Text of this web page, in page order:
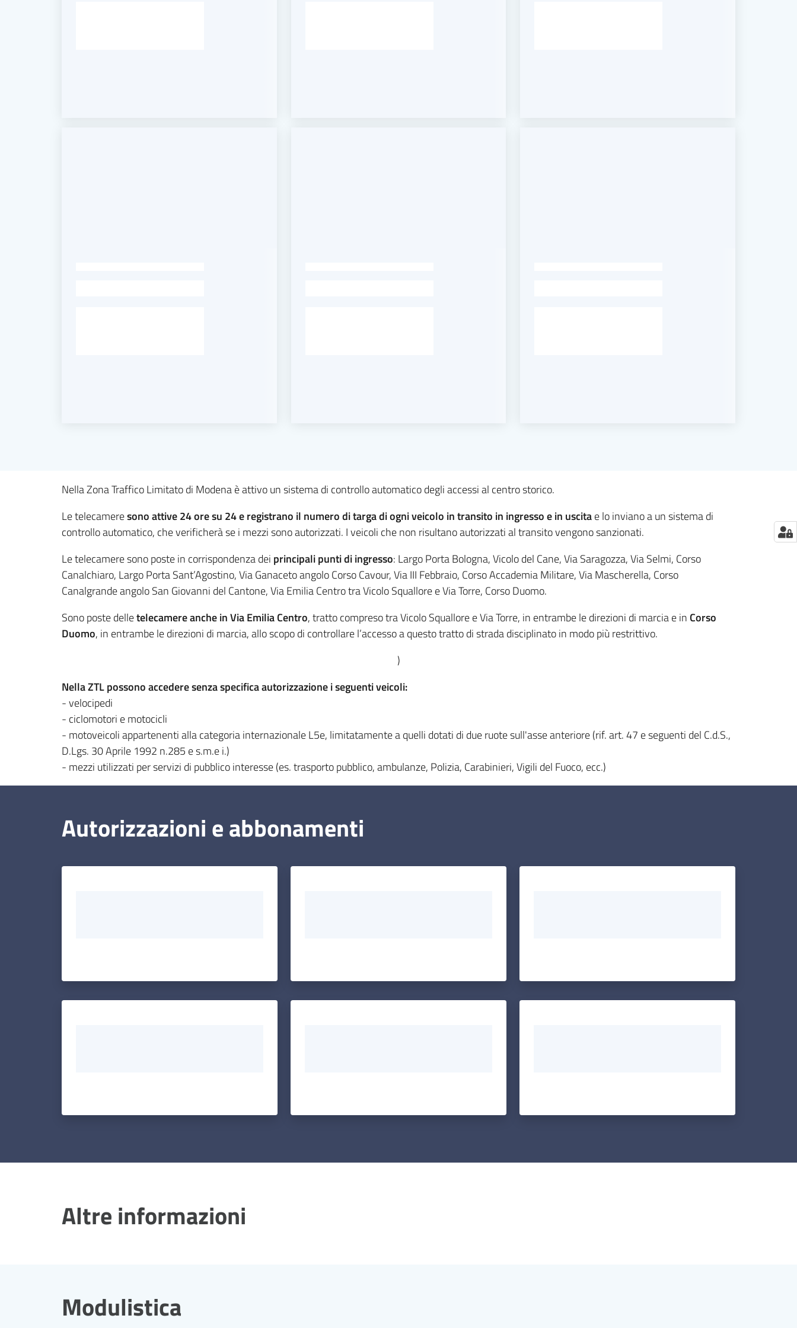
Nella Zona Traffico Limitato di Modena è attivo un sistema di controllo automatico degli accessi al centro storico.
Le telecameresono attive 24 ore su 24 e registrano il numero di targa di ogni veicolo in transito in ingresso e in uscitae lo inviano a un sistema di
controllo automatico, che verificherà se i mezzi sono autorizzati. I veicoli che non risultano autorizzati al transito vengono sanzionati.
Le telecamere sono poste in corrispondenza dei principali punti di ingresso: Largo Porta Bologna, Vicolo del Cane, Via Saragozza, Via Selmi, Corso
Canalchiaro, Largo Porta Sant’Agostino, Via Ganaceto angolo Corso Cavour, Via III Febbraio, Corso Accademia Militare, Via Mascherella, Corso
Canalgrande angolo San Giovanni del Cantone, Via Emilia Centro tra Vicolo Squallore e Via Torre, Corso Duomo.
Sono poste delletelecamere anche in Via Emilia Centro, tratto compreso tra Vicolo Squallore e Via Torre, in entrambe le direzioni di marcia e in Corso
Duomo, in entrambe le direzioni di marcia, allo scopo di controllare l’accesso a questo tratto di strada disciplinato in modo più restrittivo.
)
Nella ZTL possono accedere senza specifica autorizzazione i seguenti veicoli:
- velocipedi
- ciclomotori e motocicli
- motoveicoli appartenenti alla categoria internazionale L5e, limitatamente a quelli dotati di due ruote sull'asse anteriore (rif. art. 47 e seguenti del C.d.S.,
D.Lgs. 30 Aprile 1992 n.285 e s.m.e i.)
- mezzi utilizzati per servizi di pubblico interesse (es. trasporto pubblico, ambulanze, Polizia, Carabinieri, Vigili del Fuoco, ecc.)
Autorizzazioni e abbonamenti
Altre informazioni
Modulistica